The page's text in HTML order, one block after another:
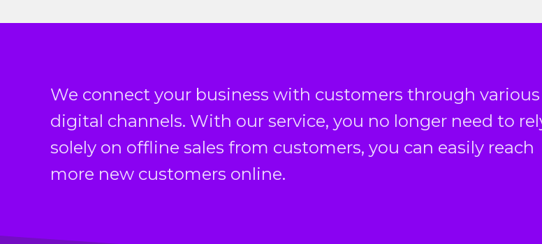
We connect your business with customers through various
digital channels. With our service, you no longer need to
solely on offline sales from customers, you can easily reach
more new customers online.